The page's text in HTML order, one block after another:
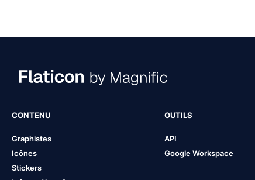
CONTENU
Graphistes
Icônes
Stickers
OUTILS
API
Google Workspace